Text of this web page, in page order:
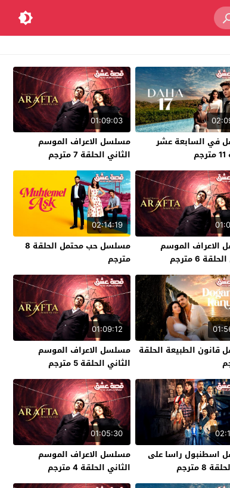
في السابعة عشر
01:09:03
مسلسل الاعراف الموسم
الثاني الحلقة 7 مترجم
الاعراف الموسم
6 مترجم
02:14:19
مسلسل حب محتمل الحلقة 8
مترجم
الطبيعة الحلقة
01:09:12
مسلسل الاعراف الموسم
الثاني الحلقة 5 مترجم
اسطنبول راسا على
8 مترجم
01:05:30
مسلسل الاعراف الموسم
الثاني الحلقة 4 مترجم